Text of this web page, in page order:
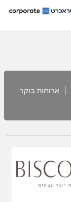
ארוחות בוקר